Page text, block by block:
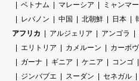
ベトナム
マレーシア ミャンマー
レバノン
中国 北朝鮮 日本
アフリカ
アルジェリア アンゴラ
エリトリア
カメルーン カーボ
ガーナ
ギニア ケニア コンゴ
ジンバブエ
スーダン セネガル